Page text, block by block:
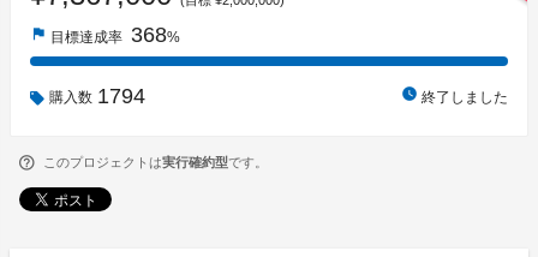
flag 目標達成率 368%
購入数 1794 watch_later 終了しました
このプロジェクトは実行確約型です。